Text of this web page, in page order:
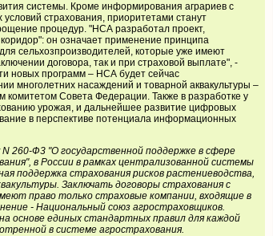
системы. Кроме информирования аграриев с
страхования, приоритетами станут
процедур. "НСА разработал проект,
он означает применение принципа
сельхозпроизводителей, которые уже имеют
договора, так и при страховой выплате", -
новых программ – НСА будет сейчас
многолетних насаждений и товарной аквакультуры –
комитетом Совета Федерации. Также в разработке у
урожая, и дальнейшее развитие цифровых
в перспективе потенциала информационных
260-Ф3 "О государственной поддержке в сфере
в России в рамках централизованной системы
поддержка страхования рисков растениеводства,
Заключать договоры страхования с
право только страховые компании, входящие в
- Национальный союз агростраховщиков.
основе единых стандартных правил для каждой
в системе агрострахования.